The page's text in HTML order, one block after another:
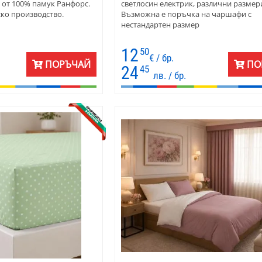
100% памук Ранфорс.
производство.
ПОРЪЧАЙ
светлосин електрик, различни
Възможна е поръчка на чаршафи с
нестандартен размер
12 50
€ / бр.
2445
лв. / бр.